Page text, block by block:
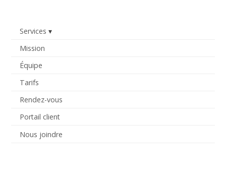
Services
Mission
Équipe
Tarifs
Rendez-vous
Portail client
Nous joindre